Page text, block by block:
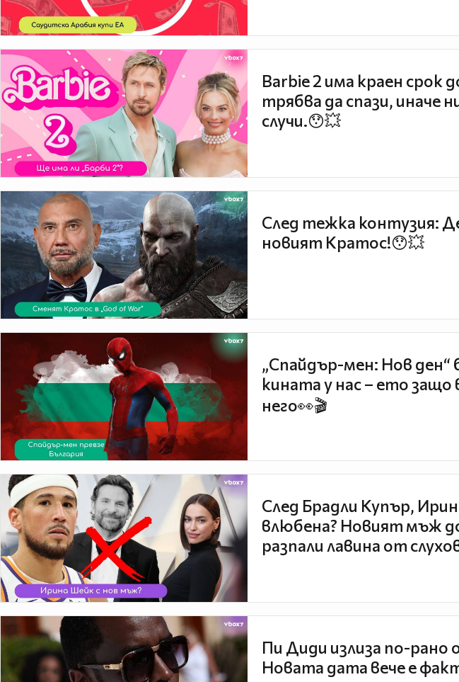
Barbie 2 има краен срок
трябва да спази, иначе
случи.😯💥
След тежка контузия:
новият Кратос!😯💥
„Спайдър-мен: Нов ден“
кината у нас – ето защо
него👀🎬
След Брадли Купър,
влюбена? Новият мъж
разпали лавина от
Пи Диди излиза по-рано
Новата дата вече е